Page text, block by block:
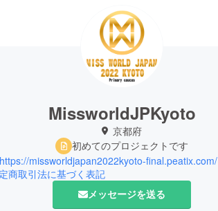
MissworldJPKyoto
京都府
初めてのプロジェクトです
https://missworldjapan2022kyoto-final.peatix.com/
商取引法に基づく表記
メッセージを送る